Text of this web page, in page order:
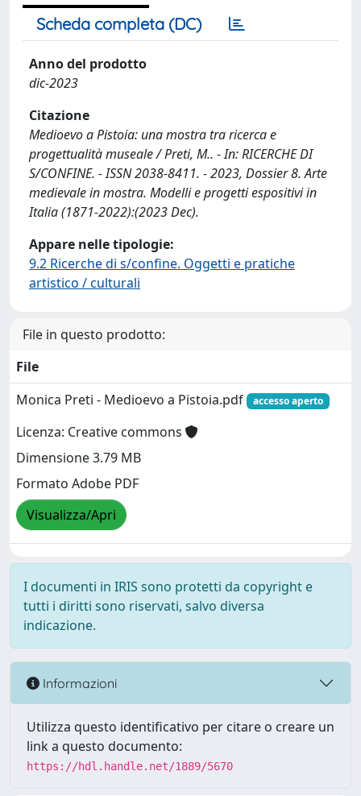
Scheda completa (DC)
Anno del prodotto
dic-2023
Citazione
Medioevo a Pistoia: una mostra tra ricerca e
progettualità museale / Preti, M.. - In: RICERCHE DI
S/CONFINE. - ISSN 2038-8411. - 2023, Dossier 8. Arte
medievale in mostra. Modelli e progetti espositivi in
Italia (1871-2022):(2023 Dec).
Appare nelle tipologie:
9.2 Ricerche di s/confine. Oggetti e pratiche
artistico / culturali
File in questo prodotto:
File
Monica Preti - Medioevo a Pistoia.pdf
accesso aperto
Licenza: Creative commons
Dimensione 3.79 MB
Formato Adobe PDF
Visualizza/Apri
I documenti in IRIS sono protetti da copyright e
tutti i diritti sono riservati, salvo diversa
indicazione.
Informazioni
Utilizza questo identificativo per citare o creare un
link a questo documento:
https://hdl.handle.net/1889/5670